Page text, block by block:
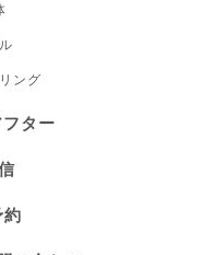
ング
ター
約